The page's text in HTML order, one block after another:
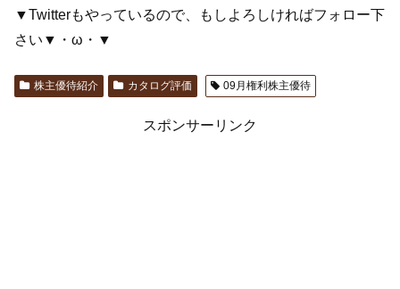
▼Twitterもやっているので、もしよろしければフォロー下
さい▼・ω・▼
株主優待紹介 カタログ評価 09月権利株主優待
スポンサーリンク